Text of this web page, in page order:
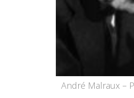
André Malraux –